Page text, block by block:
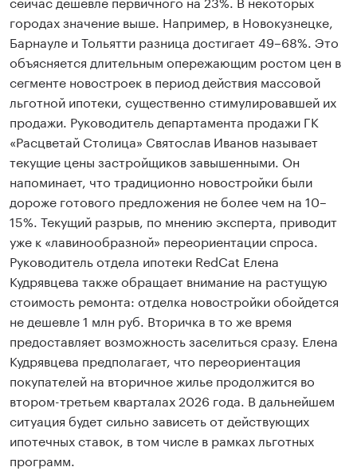
городах значение выше. Например, в Новокузнецке,
Барнауле и Тольятти разница достигает 49–68%. Это
объясняется длительным опережающим ростом цен в
сегменте новостроек в период действия массовой
льготной ипотеки, существенно стимулировавшей их
продажи. Руководитель департамента продажи ГК
«Расцветай Столица» Святослав Иванов называет
текущие цены застройщиков завышенными. Он
напоминает, что традиционно новостройки были
дороже готового предложения не более чем на 10–
15%. Текущий разрыв, по мнению эксперта, приводит
уже к «лавинообразной» переориентации спроса.
Руководитель отдела ипотеки RedCat Елена
Кудрявцева также обращает внимание на растущую
стоимость ремонта: отделка новостройки обойдется
не дешевле 1 млн руб. Вторичка в то же время
предоставляет возможность заселиться сразу. Елена
Кудрявцева предполагает, что переориентация
покупателей на вторичное жилье продолжится во
втором-третьем кварталах 2026 года. В дальнейшем
ситуация будет сильно зависеть от действующих
ипотечных ставок, в том числе в рамках льготных
программ.